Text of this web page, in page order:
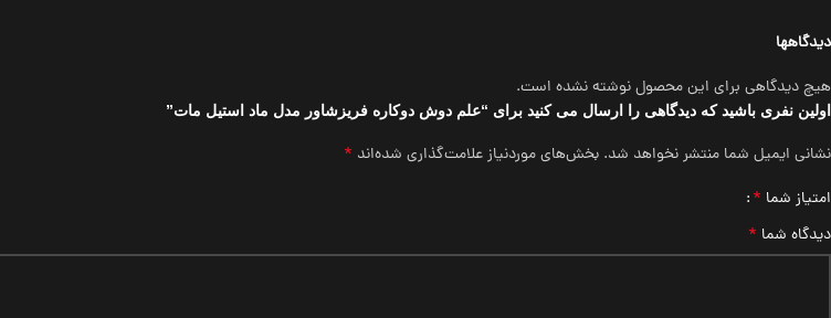
دیدگاهها
هیچ دیدگاهی برای این محصول نوشته نشده است.
اولین نفری باشید که دیدگاهی را ارسال می کنید برای “علم دوش دوکاره فریزشاور مدل ماد استیل مات”
نشانی ایمیل شما منتشر نخواهد شد. بخش‌های موردنیاز علامت‌گذاری شده‌اند *
امتیاز شما *
دیدگاه شما *